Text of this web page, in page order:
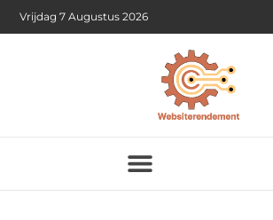
Vrijdag 7 Augustus 2026